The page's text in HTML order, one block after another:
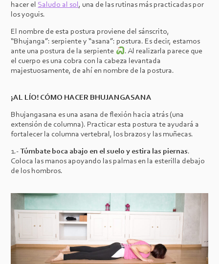
hacer el Saludo al sol, una de las rutinas más practicadas por
los yoguis.
El nombre de esta postura proviene del sánscrito,
“Bhujanga”: serpiente y “asana”: postura. Es decir, estamos
ante una postura de la serpiente
. Al realizarla parece que
el cuerpo es una cobra con la cabeza levantada
majestuosamente, de ahí en nombre de la postura.
¡AL LÍO! CÓMO HACER BHUJANGASANA
Bhujangasana es una asana de flexión hacia atrás (una
extensión de columna). Practicar esta postura te ayudará a
fortalecer la columna vertebral, los brazos y las muñecas.
1.-Túmbate boca abajo en el suelo y estira las piernas.
Coloca las manos apoyando las palmas en la esterilla debajo
de los hombros.